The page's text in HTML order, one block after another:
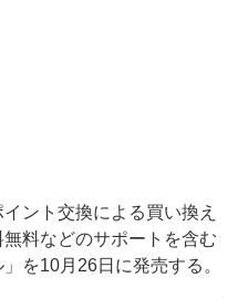
ント交換による買い換え
料などのサポートを含む
を10月26日に発売する。